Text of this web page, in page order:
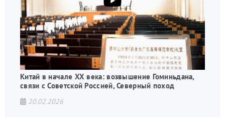
Китай в начале XX века: возвышение Гоминьдана,
связи с Советской Россией, Северный поход
20.02.2026